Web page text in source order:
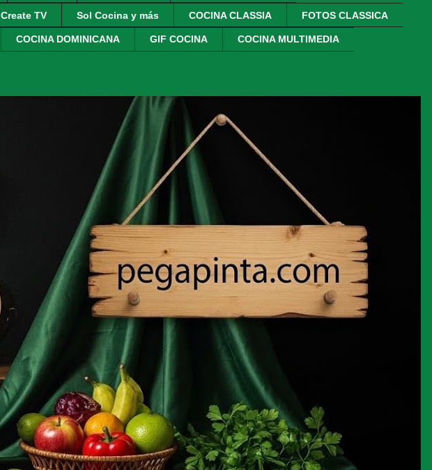
Create TV Sol Cocina y más COCINA CLASSIA FOTOS CLASSICA
COCINA DOMINICANA GIF COCINA COCINA MULTIMEDIA